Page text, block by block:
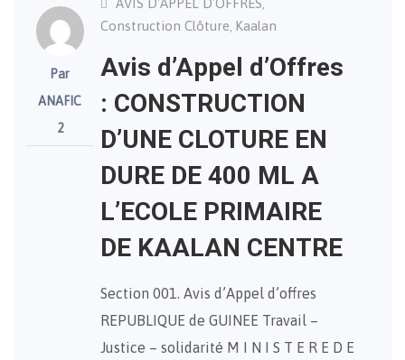
Par
ANAFIC
2
AVIS D'APPEL D'OFFRES,
Construction Clôture, Kaalan
Avis d’Appel d’Offres
: CONSTRUCTION
D’UNE CLOTURE EN
DURE DE 400 ML A
L’ECOLE PRIMAIRE
DE KAALAN CENTRE
Section 001. Avis d’Appel d’offres
REPUBLIQUE de GUINEE Travail –
Justice – solidarité M I N I S T E R E D E